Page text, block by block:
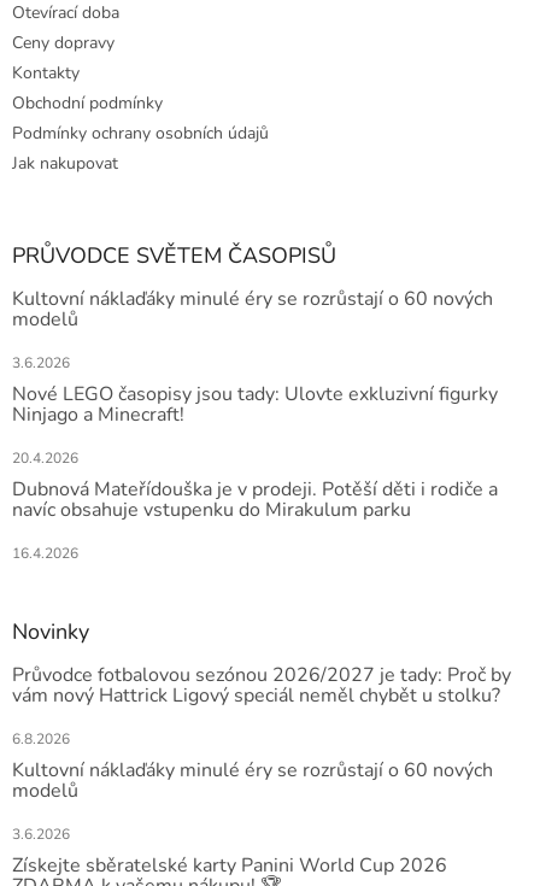
Otevírací doba
Ceny dopravy
Kontakty
Obchodní podmínky
Podmínky ochrany osobních údajů
Jak nakupovat
PRŮVODCE SVĚTEM ČASOPISŮ
Kultovní náklaďáky minulé éry se rozrůstají o 60 nových
modelů
3.6.2026
Nové LEGO časopisy jsou tady: Ulovte exkluzivní figurky
Ninjago a Minecraft!
20.4.2026
Dubnová Mateřídouška je v prodeji. Potěší děti i rodiče a
navíc obsahuje vstupenku do Mirakulum parku
16.4.2026
Novinky
Průvodce fotbalovou sezónou 2026/2027 je tady: Proč by
vám nový Hattrick Ligový speciál neměl chybět u stolku?
6.8.2026
Kultovní náklaďáky minulé éry se rozrůstají o 60 nových
modelů
3.6.2026
Získejte sběratelské karty Panini World Cup 2026